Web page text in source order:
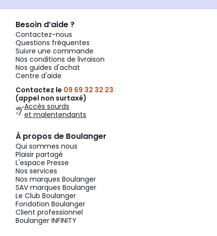
Besoin d’aide ?
Contactez-nous
Questions fréquentes
Suivre une commande
Nos conditions de livraison
Nos guides d'achat
Centre d'aide
Contactez le 09 69 32 32 23
(appel non surtaxé)
Accès sourds
et malentendants
À propos de Boulanger
Qui sommes nous
Plaisir partagé
L'espace Presse
Nos services
Nos marques Boulanger
SAV marques Boulanger
Le Club Boulanger
Fondation Boulanger
Client professionnel
Boulanger INFINITY